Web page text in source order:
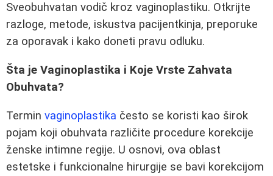
Sveobuhvatan vodič kroz vaginoplastiku. Otkrijte
razloge, metode, iskustva pacijentkinja, preporuke
za oporavak i kako doneti pravu odluku.
Šta je Vaginoplastika i Koje Vrste Zahvata
Obuhvata?
Termin vaginoplastika često se koristi kao širok
pojam koji obuhvata različite procedure korekcije
ženske intimne regije. U osnovi, ova oblast
estetske i funkcionalne hirurgije se bavi korekcijom